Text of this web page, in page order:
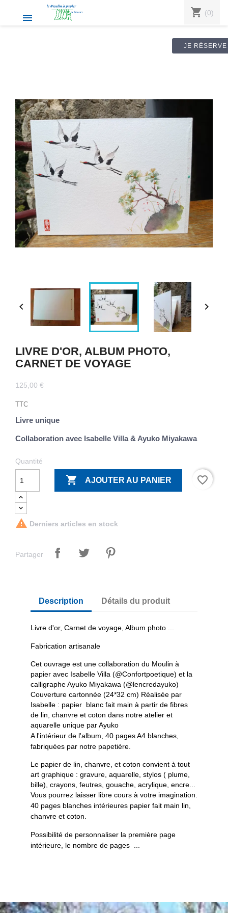
 shopping_cart (0)
JE RÉSERVE
 
LIVRE D'OR, ALBUM PHOTO,
CARNET DE VOYAGE
125,00 €
TTC
Livre unique
Collaboration avec Isabelle Villa & Ayuko Miyakawa
Quantité
 AJOUTER AU PANIER favorite_border
 Derniers articles en stock
Partager
Description Détails du produit
Livre d'or, Carnet de voyage, Album photo ...
Fabrication artisanale
Cet ouvrage est une collaboration du Moulin à
papier avec Isabelle Villa (@Confortpoetique) et la
calligraphe Ayuko Miyakawa (@lencredayuko)
Couverture cartonnée (24*32 cm) Réalisée par
Isabelle : papier blanc fait main à partir de fibres
de lin, chanvre et coton dans notre atelier et
aquarelle unique par Ayuko
A l'intérieur de l'album, 40 pages A4 blanches,
fabriquées par notre papetière.
Le papier de lin, chanvre, et coton convient à tout
art graphique : gravure, aquarelle, stylos ( plume,
bille), crayons, feutres, gouache, acrylique, encre...
Vous pourrez laisser libre cours à votre imagination.
40 pages blanches intérieures papier fait main lin,
chanvre et coton.
Possibilité de personnaliser la première page
intérieure, le nombre de pages ...